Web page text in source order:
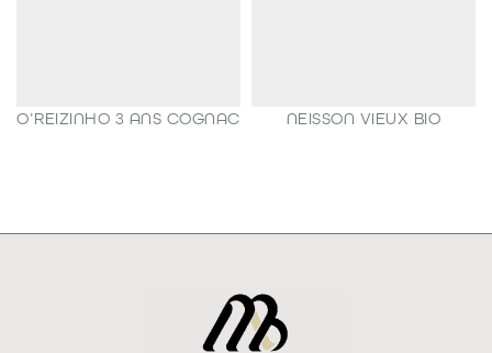
O’REIZINHO 3 ANS COGNAC NEISSON VIEUX BIO